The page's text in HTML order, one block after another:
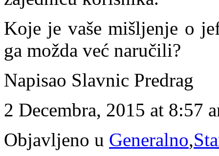
Koje je vaše mišljenje o
ga možda već naručili?
Napisao Slavnic Predrag
2 Decembra, 2015 at 8:57
Objavljeno u Generalno,